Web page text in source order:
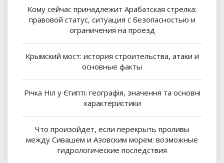
Кому сейчас принадлежит Арабатская стрелка:
правовой статус, ситуация с безопасностью и
ограничения на проезд
Крымский мост: история строительства, атаки и
основные факты
Річка Ніл у Єгипті: географія, значення та основні
характеристики
Что произойдет, если перекрыть проливы
между Сивашем и Азовским морем: возможные
гидрологические последствия